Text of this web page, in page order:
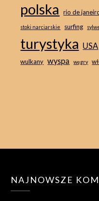
polska rio de
stoki narciarskie surfing
turystyka USA
wulkany wyspa węgry
NAJNOWSZE